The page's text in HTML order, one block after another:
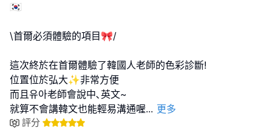
🇰🇷
\首爾必須體驗的項目🎀/
這次終於在首爾體驗了韓國人老師的色彩診斷!
位置位於弘大✨非常方便
而且유아老師會說中､英文~
就算不會講韓文也能輕易溝通喔... 更多
評分